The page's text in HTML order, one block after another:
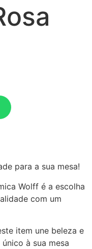
para a sua mesa!
Wolff é a escolha
com um
item une beleza e
à sua mesa